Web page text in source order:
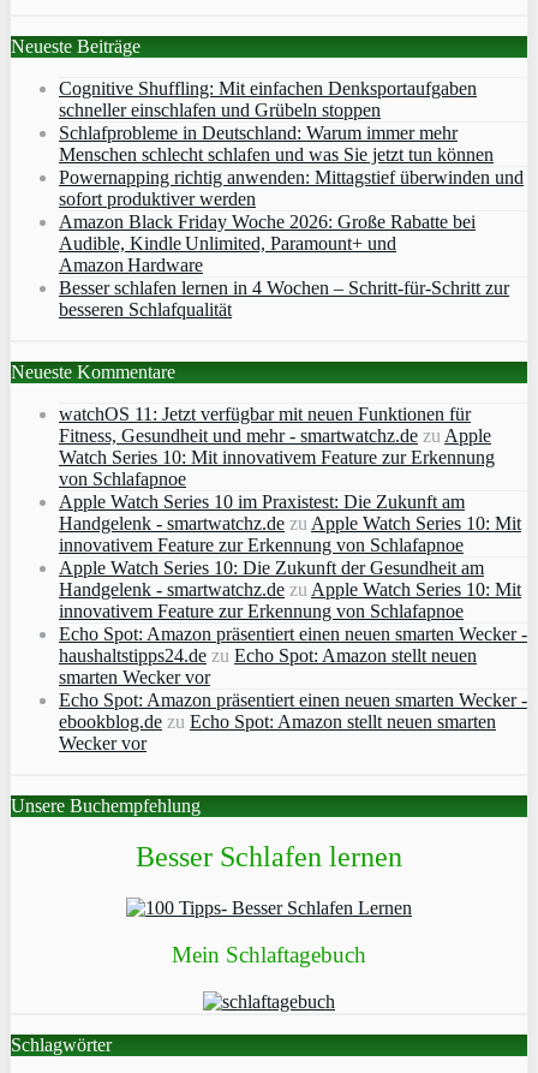
Neueste Beiträge
Cognitive Shuffling: Mit einfachen Denksportaufgaben
schneller einschlafen und Grübeln stoppen
Schlafprobleme in Deutschland: Warum immer mehr
Menschen schlecht schlafen und was Sie jetzt tun können
Powernapping richtig anwenden: Mittagstief überwinden und
sofort produktiver werden
Amazon Black Friday Woche 2026: Große Rabatte bei
Audible, Kindle Unlimited, Paramount+ und
Amazon Hardware
Besser schlafen lernen in 4 Wochen – Schritt‑für‑Schritt zur
besseren Schlafqualität
Neueste Kommentare
watchOS 11: Jetzt verfügbar mit neuen Funktionen für
Fitness, Gesundheit und mehr - smartwatchz.de zu Apple
Watch Series 10: Mit innovativem Feature zur Erkennung
von Schlafapnoe
Apple Watch Series 10 im Praxistest: Die Zukunft am
Handgelenk - smartwatchz.de zu Apple Watch Series 10: Mit
innovativem Feature zur Erkennung von Schlafapnoe
Apple Watch Series 10: Die Zukunft der Gesundheit am
Handgelenk - smartwatchz.de zu Apple Watch Series 10: Mit
innovativem Feature zur Erkennung von Schlafapnoe
Echo Spot: Amazon präsentiert einen neuen smarten Wecker -
haushaltstipps24.de zu Echo Spot: Amazon stellt neuen
smarten Wecker vor
Echo Spot: Amazon präsentiert einen neuen smarten Wecker -
ebookblog.de zu Echo Spot: Amazon stellt neuen smarten
Wecker vor
Unsere Buchempfehlung
Besser Schlafen lernen
Mein Schlaftagebuch
Schlagwörter